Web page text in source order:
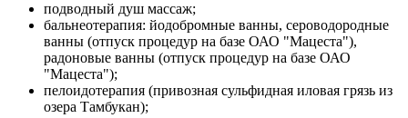
подводный душ массаж;
бальнеотерапия: йодобромные ванны, сероводородные
ванны (отпуск процедур на базе ОАО "Мацеста"),
радоновые ванны (отпуск процедур на базе ОАО
"Мацеста");
пелоидотерапия (привозная сульфидная иловая грязь из
озера Тамбукан);